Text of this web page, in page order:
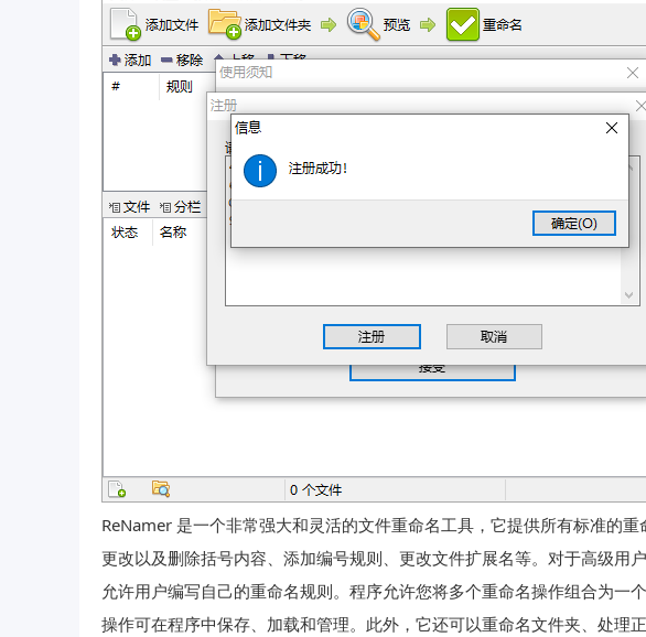
ReNamer 是一个非常强大和灵活的文件重命名工具，它提供所有标准的
更改以及删除括号内容、添加编号规则、更改文件扩展名等。对于高级用
允许用户编写自己的重命名规则。程序允许您将多个重命名操作组合为一
操作可在程序中保存、加载和管理。此外，它还可以重命名文件夹、处理